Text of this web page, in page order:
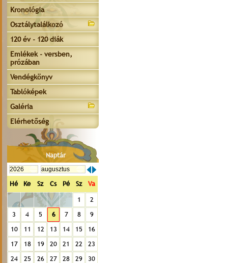
Kronológia
Osztálytalálkozó
120 év - 120 diák
Emlékek - versben,
prózában
Vendégkönyv
Tablóképek
Galéria
Elérhetőség
Naptár
Hé Ke Sz Cs Pé Sz Va
1
2
3
4 5 6 7 8
9
10
11 12 13 14 15
16
17
18 19 20 21 22
23
24
25 26 27 28 29
30